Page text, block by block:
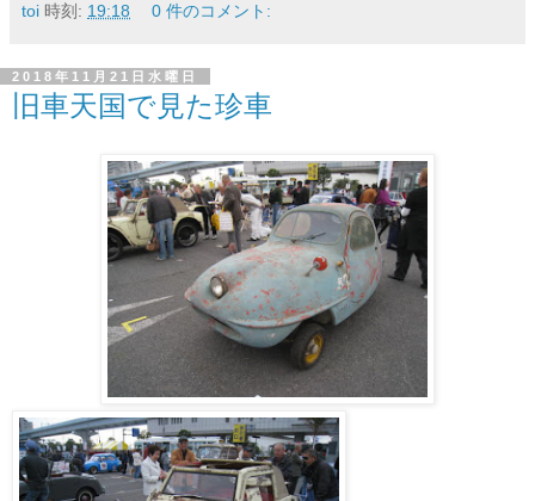
toi 時刻: 19:18 0 件のコメント:
2018年11月21日水曜日
旧車天国で見た珍車